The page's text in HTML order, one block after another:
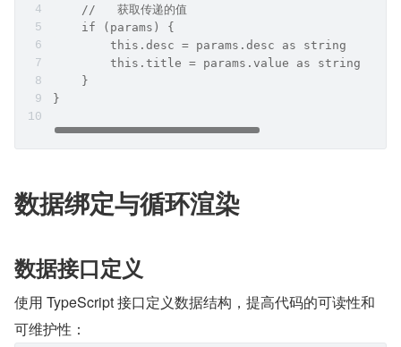
//   获取传递的值
if (params) {
this.desc = params.desc as string
this.title = params.value as string
}
}
数据绑定与循环渲染
数据接口定义
使用 TypeScript 接口定义数据结构，提高代码的可读性和
可维护性：